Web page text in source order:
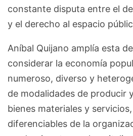
constante disputa entre el
y el derecho al espacio
Aníbal Quijano amplía esta
considerar la economía
numeroso, diverso y
de modalidades de producir
bienes materiales y
diferenciables de la